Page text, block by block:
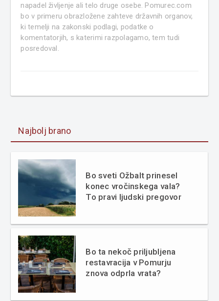
napadel življenje ali telo druge osebe. Pomurec.com
bo v primeru obrazložene zahteve državnih organov,
ki temelji na zakonski podlagi, podatke o
komentatorjih, s katerimi razpolagamo, tem tudi
posredoval.
Najbolj brano
Bo sveti Ožbalt prinesel
konec vročinskega vala?
To pravi ljudski pregovor
Bo ta nekoč priljubljena
restavracija v Pomurju
znova odprla vrata?